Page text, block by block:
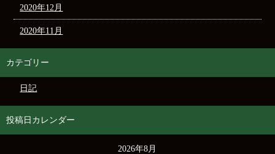
2020年12月
2020年11月
カテゴリー
日記
投稿日カレンダー
2026年8月